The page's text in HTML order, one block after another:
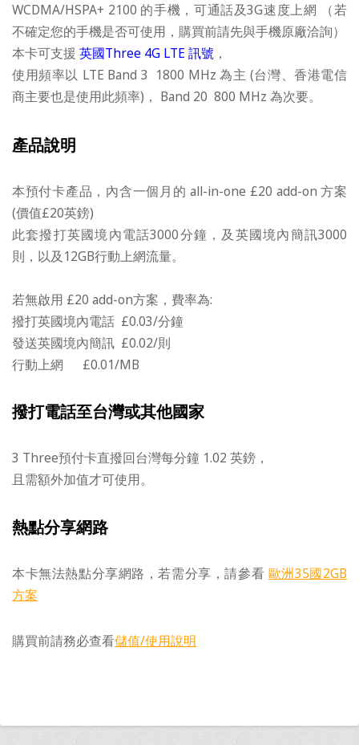
南非網路分享器
土耳其上網卡比較表
土耳其網路分享器
WCDMA/HSPA+ 2100 的手機，可通話及3G速度上網 （若
不確定您的手機是否可使用，購買前請先與手機原廠洽詢）
本卡可支援 英國Three 4G LTE 訊號 ，
使用頻率以 LTE Band 3 1800 MHz 為主 (台灣、香港電信
商主要也是使用此頻率)， Band 20 800 MHz 為次要。
產品說明
本預付卡產品，內含一個月的 all-in-one £20 add-on 方案
(價值£20英鎊)
此套撥打英國境內電話3000分鐘，及英國境內簡訊3000
則，以及12GB行動上網流量。
若無啟用 £20 add-on方案，費率為:
撥打英國境內電話 £0.03/分鐘
發送英國境內簡訊 £0.02/則
行動上網 £0.01/MB
撥打電話至台灣或其他國家
3 Three預付卡直撥回台灣每分鐘 1.02 英鎊，
且需額外加值才可使用。
熱點分享網路
本卡無法熱點分享網路，若需分享，請參看 歐洲35國2GB
方案
購買前請務必查看儲值/使用說明